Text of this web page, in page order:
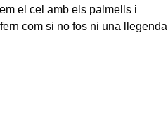
el cel amb els palmells i
com si no fos ni una llegenda